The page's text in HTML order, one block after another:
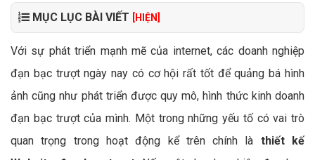
MỤC LỤC BÀI VIẾT [HIỆN]
Với sự phát triển mạnh mẽ của internet, các doanh nghiệp
đạn bạc trượt ngày nay có cơ hội rất tốt để quảng bá hình
ảnh cũng như phát triển được quy mô, hình thức kinh doanh
đạn bạc trượt của mình. Một trong những yếu tố có vai trò
quan trọng trong hoạt động kể trên chính là thiết kế